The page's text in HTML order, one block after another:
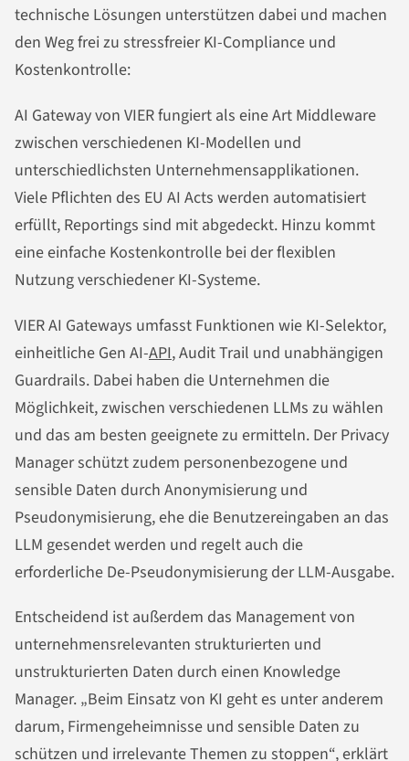
technische Lösungen unterstützen dabei und machen
den Weg frei zu stressfreier KI-Compliance und
Kostenkontrolle:
AI Gateway von VIER fungiert als eine Art Middleware
zwischen verschiedenen KI-Modellen und
unterschiedlichsten Unternehmensapplikationen.
Viele Pflichten des EU AI Acts werden automatisiert
erfüllt, Reportings sind mit abgedeckt. Hinzu kommt
eine einfache Kostenkontrolle bei der flexiblen
Nutzung verschiedener KI-Systeme.
VIER AI Gateways umfasst Funktionen wie KI-Selektor,
einheitliche Gen AI-API, Audit Trail und unabhängigen
Guardrails. Dabei haben die Unternehmen die
Möglichkeit, zwischen verschiedenen LLMs zu wählen
und das am besten geeignete zu ermitteln. Der Privacy
Manager schützt zudem personenbezogene und
sensible Daten durch Anonymisierung und
Pseudonymisierung, ehe die Benutzereingaben an das
LLM gesendet werden und regelt auch die
erforderliche De-Pseudonymisierung der LLM-Ausgabe.
Entscheidend ist außerdem das Management von
unternehmensrelevanten strukturierten und
unstrukturierten Daten durch einen Knowledge
Manager. „Beim Einsatz von KI geht es unter anderem
darum, Firmengeheimnisse und sensible Daten zu
schützen und irrelevante Themen zu stoppen“, erklärt